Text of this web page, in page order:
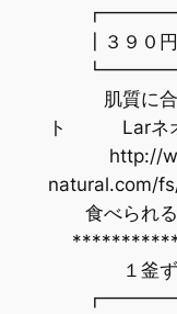
┃３９０円
肌質に合わ
ト Larネオ
http://
natural.com/
食べられる
１釜ずつ